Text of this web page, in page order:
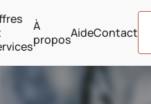
À
proposAideContact